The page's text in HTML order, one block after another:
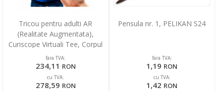
Tricou pentru adulti AR
(Realitate Augmentata),
Curiscope Virtuali Tee, Corpul
uman, marimea XL
fara TVA:
234,11 RON
cu TVA:
278,59 RON
Pensula nr. 1, PELIKAN S24
fara TVA:
1,19 RON
cu TVA:
1,42 RON